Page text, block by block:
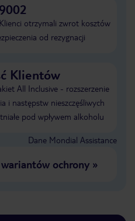
otrzymali zwrot kosztów
od rezygnacji
Klientów
All Inclusive - rozszerzenie
i następstw nieszczęśliwych
pod wpływem alkoholu
Dane Mondial Assistance
wariantów ochrony»